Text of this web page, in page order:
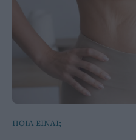
ΠΟΙΑ ΕΙΝΑΙ;